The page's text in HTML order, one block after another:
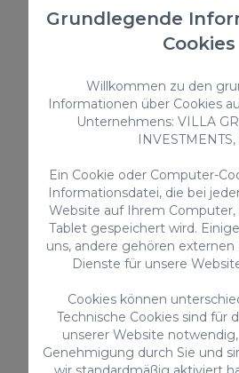
Los Lagos 40
Die Villa Los Lagos 40 befindet
über 3 Schlafzimmer, 3
private Terrasse und Zugang zu
gemeinsamen Pool.
6 3
115m
Grundlegende
Cookies
Willkommen zu den
Informationen über Cookies
Unternehmens: VILLA
INVESTMENTS,
Ein Cookie oder Computer-
Informationsdatei, die bei
Website auf Ihrem
Tablet gespeichert wird.
uns, andere gehören
Dienste für unsere
Cookies können
Technische Cookies sind für
unserer Website
Genehmigung durch Sie und